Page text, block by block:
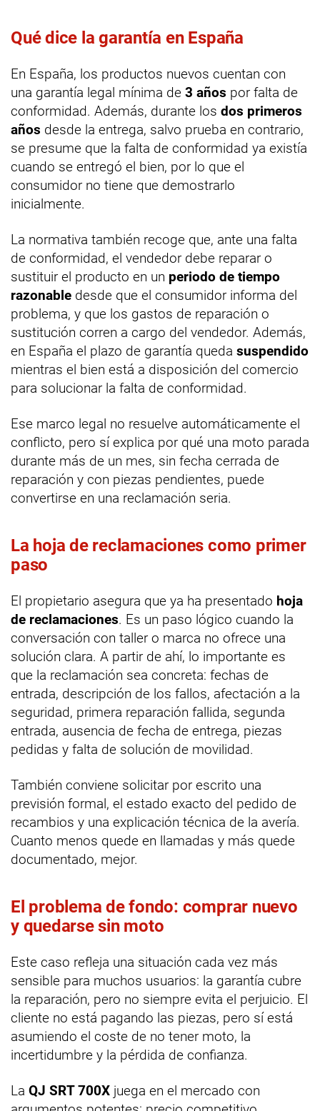
Qué dice la garantía en España
En España, los productos nuevos cuentan con
una garantía legal mínima de 3 años por falta de
conformidad. Además, durante los dos primeros
años desde la entrega, salvo prueba en contrario,
se presume que la falta de conformidad ya existía
cuando se entregó el bien, por lo que el
consumidor no tiene que demostrarlo
inicialmente.
La normativa también recoge que, ante una falta
de conformidad, el vendedor debe reparar o
sustituir el producto en un periodo de tiempo
razonable desde que el consumidor informa del
problema, y que los gastos de reparación o
sustitución corren a cargo del vendedor. Además,
en España el plazo de garantía queda suspendido
mientras el bien está a disposición del comercio
para solucionar la falta de conformidad.
Ese marco legal no resuelve automáticamente el
conflicto, pero sí explica por qué una moto parada
durante más de un mes, sin fecha cerrada de
reparación y con piezas pendientes, puede
convertirse en una reclamación seria.
La hoja de reclamaciones como primer
paso
El propietario asegura que ya ha presentado hoja
de reclamaciones. Es un paso lógico cuando la
conversación con taller o marca no ofrece una
solución clara. A partir de ahí, lo importante es
que la reclamación sea concreta: fechas de
entrada, descripción de los fallos, afectación a la
seguridad, primera reparación fallida, segunda
entrada, ausencia de fecha de entrega, piezas
pedidas y falta de solución de movilidad.
También conviene solicitar por escrito una
previsión formal, el estado exacto del pedido de
recambios y una explicación técnica de la avería.
Cuanto menos quede en llamadas y más quede
documentado, mejor.
El problema de fondo: comprar nuevo
y quedarse sin moto
Este caso refleja una situación cada vez más
sensible para muchos usuarios: la garantía cubre
la reparación, pero no siempre evita el perjuicio. El
cliente no está pagando las piezas, pero sí está
asumiendo el coste de no tener moto, la
incertidumbre y la pérdida de confianza.
La QJ SRT 700X juega en el mercado con